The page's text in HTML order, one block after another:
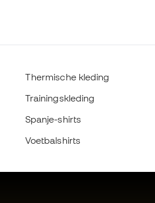
Thermische kleding
Trainingskleding
Spanje-shirts
Voetbalshirts